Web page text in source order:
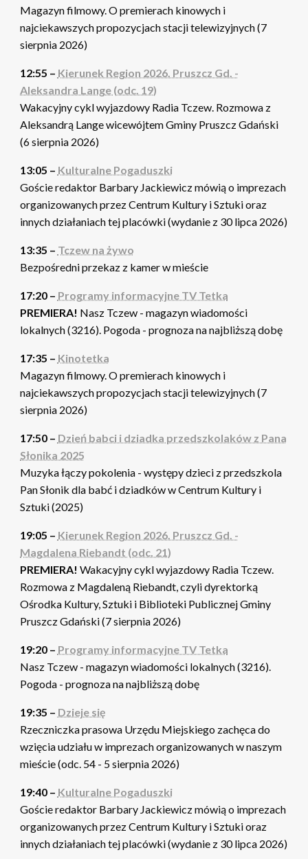
Magazyn filmowy. O premierach kinowych i
najciekawszych propozycjach stacji telewizyjnych (7
sierpnia 2026)
12:55 – Kierunek Region 2026. Pruszcz Gd. -
Aleksandra Lange (odc. 19)
Wakacyjny cykl wyjazdowy Radia Tczew. Rozmowa z
Aleksandrą Lange wicewójtem Gminy Pruszcz Gdański
(6 sierpnia 2026)
13:05 – Kulturalne Pogaduszki
Goście redaktor Barbary Jackiewicz mówią o imprezach
organizowanych przez Centrum Kultury i Sztuki oraz
innych działaniach tej placówki (wydanie z 30 lipca 2026)
13:35 – Tczew na żywo
Bezpośredni przekaz z kamer w mieście
17:20 – Programy informacyjne TV Tetka
PREMIERA! Nasz Tczew - magazyn wiadomości
lokalnych (3216). Pogoda - prognoza na najbliższą dobę
17:35 – Kinotetka
Magazyn filmowy. O premierach kinowych i
najciekawszych propozycjach stacji telewizyjnych (7
sierpnia 2026)
17:50 – Dzień babci i dziadka przedszkolaków z Pana
Słonika 2025
Muzyka łączy pokolenia - występy dzieci z przedszkola
Pan Słonik dla babć i dziadków w Centrum Kultury i
Sztuki (2025)
19:05 – Kierunek Region 2026. Pruszcz Gd. -
Magdalena Riebandt (odc. 21)
PREMIERA! Wakacyjny cykl wyjazdowy Radia Tczew.
Rozmowa z Magdaleną Riebandt, czyli dyrektorką
Ośrodka Kultury, Sztuki i Biblioteki Publicznej Gminy
Pruszcz Gdański (7 sierpnia 2026)
19:20 – Programy informacyjne TV Tetka
Nasz Tczew - magazyn wiadomości lokalnych (3216).
Pogoda - prognoza na najbliższą dobę
19:35 – Dzieje się
Rzeczniczka prasowa Urzędu Miejskiego zachęca do
wzięcia udziału w imprezach organizowanych w naszym
mieście (odc. 54 - 5 sierpnia 2026)
19:40 – Kulturalne Pogaduszki
Goście redaktor Barbary Jackiewicz mówią o imprezach
organizowanych przez Centrum Kultury i Sztuki oraz
innych działaniach tej placówki (wydanie z 30 lipca 2026)